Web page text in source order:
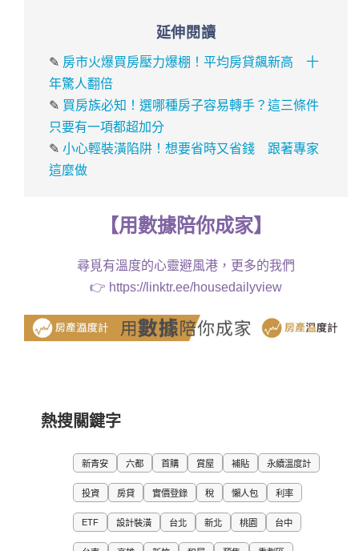
延伸閱讀
✎ 房市火爆買房壓力爆棚！平均房貸飆新高 十
年驚人翻倍
✎ 買房族必知！選哪種房子容易轉手？這三條件
只要有一項都超加分
✎小心輕裝潢陷阱！想要省時又省錢 跟著專家
這麼做
【用數據陪你成家】
尋覓有溫度的心靈避風港，更多的我們
👉 https://linktr.ee/housedailyview
熱搜關鍵字
新青安 六都 首購 賞屋 補貼 永續溫度計
投資 房貸 實價登錄 稅 懶人包 利率
ETF 設計裝潢 台北 新北 桃園 台中